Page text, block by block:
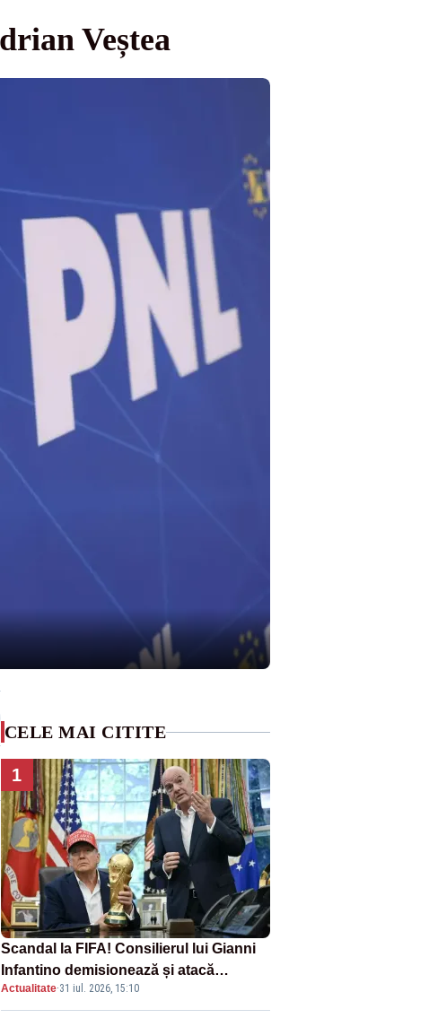
Veștea
CELE MAI CITITE
1
Scandal la FIFA! Consilierul lui Gianni
Infantino demisionează și atacă
proiectul privind investitorii străini
Actualitate·31 iul. 2026, 15:10